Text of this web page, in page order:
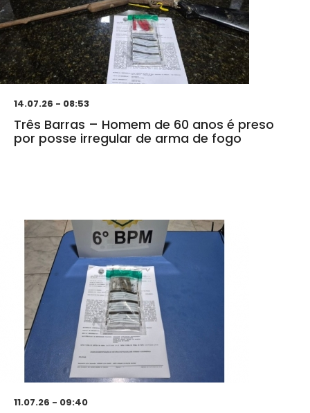
14.07.26 - 08:53
Três Barras – Homem de 60 anos é preso
por posse irregular de arma de fogo
11.07.26 - 09:40